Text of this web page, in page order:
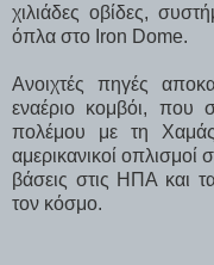
χιλιάδες οβίδες,
όπλα στο Iron Dome.
Ανοιχτές πηγές
εναέριο κομβόι, που
πολέμου με τη
αμερικανικοί οπλισμοί
βάσεις στις ΗΠΑ και
τον κόσμο.